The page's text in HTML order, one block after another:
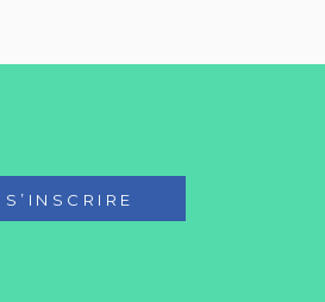
S’INSCRIRE